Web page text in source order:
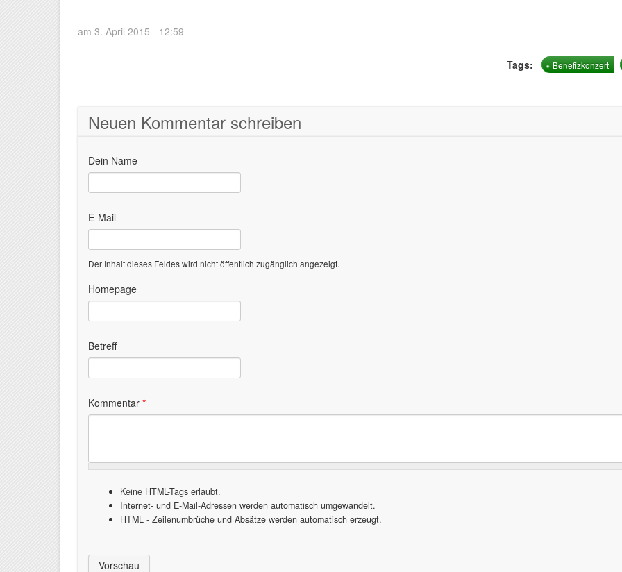
am 3. April 2015 - 12:59
Tags: Benefizkonzert
Neuen Kommentar schreiben
Dein Name
E-Mail
Der Inhalt dieses Feldes wird nicht öffentlich zugänglich angezeigt.
Homepage
Betreff
Kommentar *
Keine HTML-Tags erlaubt.
Internet- und E-Mail-Adressen werden automatisch umgewandelt.
HTML - Zeilenumbrüche und Absätze werden automatisch erzeugt.